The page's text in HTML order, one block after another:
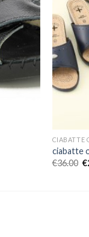
CIABATTE
ciabatte
€36.00 €